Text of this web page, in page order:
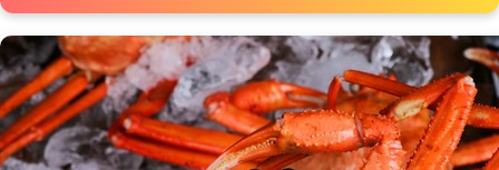
룡
포
자
숙
연